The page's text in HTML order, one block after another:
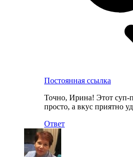
Постоянная ссылка
Точно, Ирина! Этот суп-
просто, а вкус приятно
Ответ